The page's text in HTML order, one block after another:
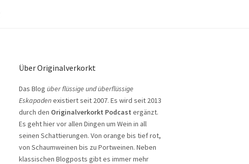
Über Originalverkorkt
Das Blog über flüssige und überflüssige
Eskapadenexistiert seit 2007. Es wird seit 2013
durch den Originalverkorkt Podcast ergänzt.
Es geht hier vor allen Dingen um Wein in all
seinen Schattierungen. Von orange bis tief rot,
von Schaumweinen bis zu Portweinen. Neben
klassischen Blogposts gibt es immer mehr